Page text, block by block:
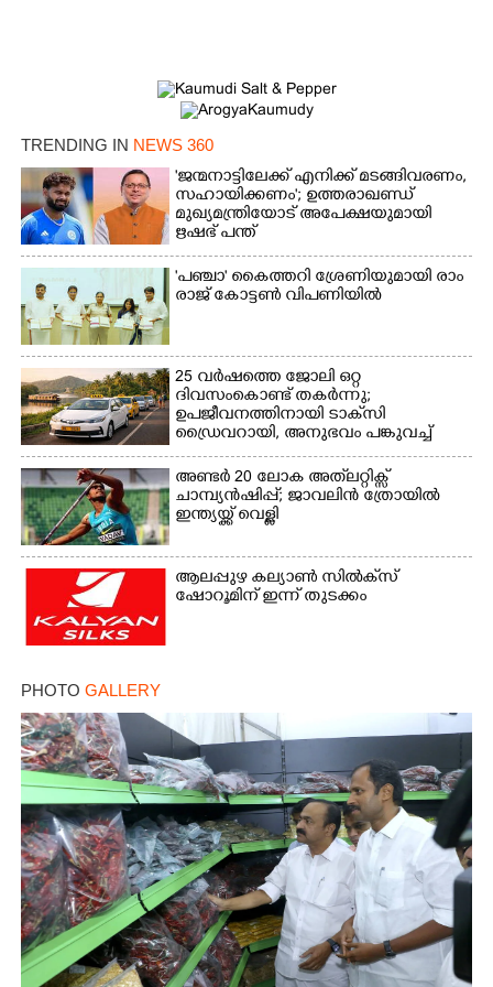
TRENDING IN NEWS 360
'ജന്മനാട്ടിലേക്ക് എനിക്ക് മടങ്ങിവരണം,
സഹായിക്കണം'; ഉത്തരാഖണ്ഡ്
മുഖ്യമന്ത്രിയോട് അപേക്ഷയുമായി
ഋഷഭ് പന്ത്
'​പ​ഞ്ചാ​'​ ​കൈ​ത്ത​റി​ ​ശ്രേ​ണി​യു​മാ​യി​ ​രാം​
രാ​ജ് ​കോ​ട്ടൺ വിപണിയിൽ
25 വർഷത്തെ ജോലി ഒറ്റ
ദിവസംകൊണ്ട് തകർന്നു;
ഉപജീവനത്തിനായി ടാക്‌സി
ഡ്രൈവറായി,​ അനുഭവം പങ്കുവച്ച്
യുവതി
അണ്ടർ 20 ലോക അത്‌ലറ്റിക്സ്
ചാമ്പ്യൻഷിപ്പ്; ജാവലിൻ ത്രോയിൽ
ഇന്ത്യയ്ക്ക് വെള്ളി
ആലപ്പുഴ കല്യാൺ സിൽക്‌സ്
ഷോറൂമിന് ഇന്ന് തുടക്കം
PHOTO GALLERY
Copy Link